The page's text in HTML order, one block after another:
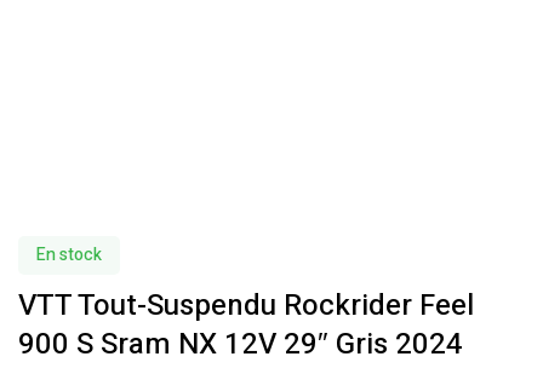
En stock
VTT Tout-Suspendu Rockrider Feel
900 S Sram NX 12V 29″ Gris 2024